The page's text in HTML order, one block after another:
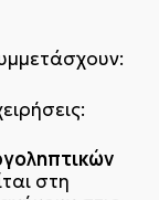
στη